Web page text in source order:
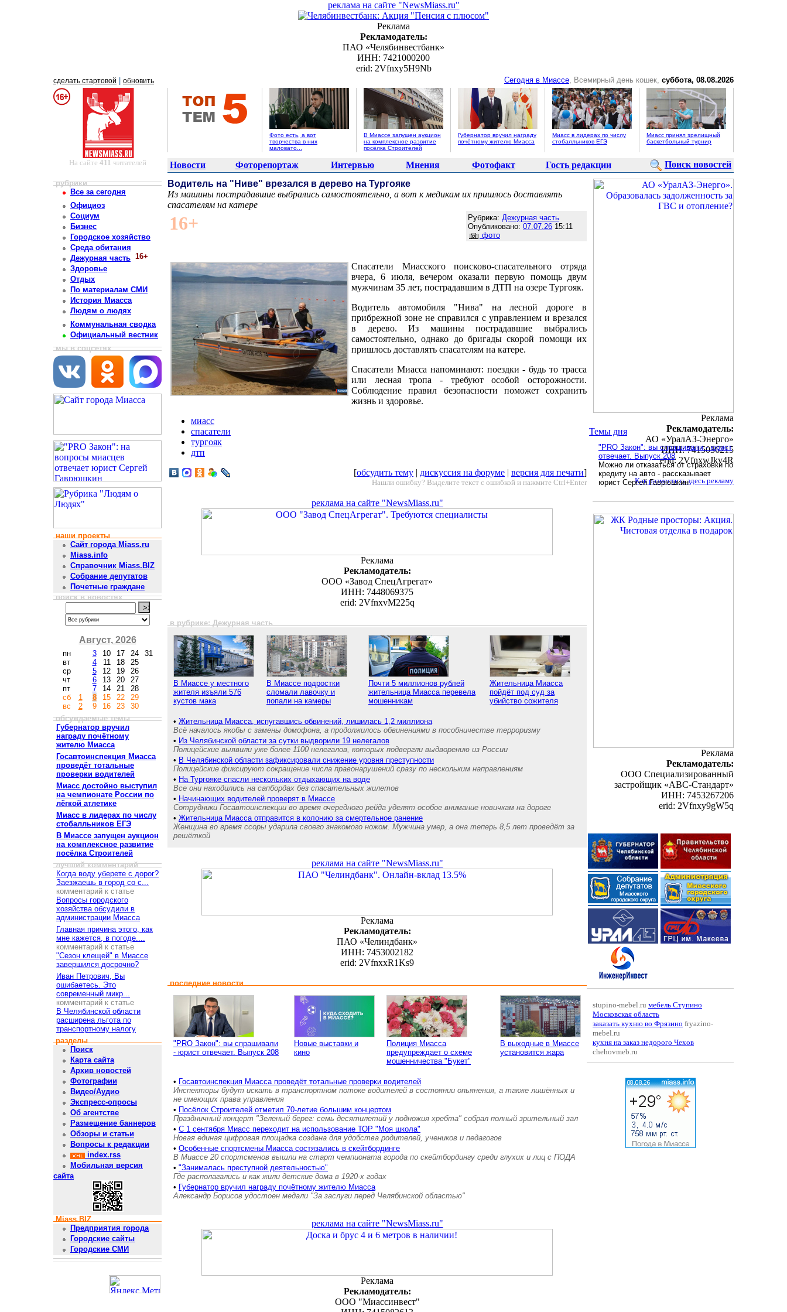
реклама на сайте "NewsMiass.ru"
Реклама
Рекламодатель:
ПАО «Челябинвестбанк»
ИНН: 7421000200
erid: 2Vfnxy5H9Nb
сделать стартовой обновить Сегодня в Миассе, Всемирный день кошек, суббота, 08.08.2026
Фото есть, а вот
творчества в них
маловато...
В Миассе запущен аукцион
на комплексное развитие
посёлка Строителей
Губернатор вручил награду
почётному жителю Миасса
Миасс в лидерах по числу
стобалльников ЕГЭ
Миасс принял зрелищный
баскетбольный турнир
На сайте 411 читателей Новости Фоторепортаж Интервью Мнения Фотофакт Гость редакции Поиск новостей
рубрики
Все за сегодня
Официоз
Социум
Бизнес
Городское хозяйство
Среда обитания
Дежурная часть 16+
Здоровье
Отдых
По материалам СМИ
История Миасса
Людям о людях
Коммунальная сводка
Официальный вестник
мы в соцсетях
наши проекты
Сайт города Miass.ru
Miass.info
Справочник Miass.BIZ
Собрание депутатов
Почетные граждане
поиск в новостях
Август, 2026
пн
вт
ср
чт
пт
сб
вс
1
2
3
4
5
6
7
8
9
10
11
12
13
14
15
16
17
18
19
20
21
22
23
24
25
26
27
28
29
30
31
обсуждаемые темы
Губернатор вручил
награду почётному
жителю Миасса
Госавтоинспекция Миасса
проведёт тотальные
проверки водителей
Миасс достойно выступил
на чемпионате России по
лёгкой атлетике
Миасс в лидерах по числу
стобалльников ЕГЭ
В Миассе запущен аукцион
на комплексное развитие
посёлка Строителей
лучший комментарий
Когда воду уберете с дорог?
Заезжаешь в город со с...
комментарий к статье
Вопросы городского
хозяйства обсудили в
администрации Миасса
Главная причина этого, как
мне кажется, в погоде....
комментарий к статье
"Сезон клещей" в Миассе
завершился досрочно?
Иван Петрович, Вы
ошибаетесь. Это
современный микр...
комментарий к статье
В Челябинской области
расширена льгота по
транспортному налогу
разделы
Поиск
Карта сайта
Архив новостей
Фотографии
Видео/Аудио
Экспресс-опросы
Об агентстве
Размещение баннеров
Обзоры и статьи
Вопросы к редакции
index.rss
Мобильная версия
сайта
Miass.BIZ
Предприятия города
Городские сайты
Городские СМИ
Водитель на "Ниве" врезался в дерево на Тургояке
Из машины пострадавшие выбрались самостоятельно, а вот к медикам их пришлось доставлять
спасателям на катере
16+ Рубрика: Дежурная часть
Опубликовано: 07.07.26 15:11
фото
Спасатели Миасского поисково-спасательного отряда
вчера, 6 июля, вечером оказали первую помощь двум
мужчинам 35 лет, пострадавшим в ДТП на озере Тургояк.
Водитель автомобиля "Нива" на лесной дороге в
прибрежной зоне не справился с управлением и врезался
в дерево. Из машины пострадавшие выбрались
самостоятельно, однако до бригады скорой помощи их
пришлось доставлять спасателям на катере.
Спасатели Миасса напоминают: поездки - будь то трасса
или лесная тропа - требуют особой осторожности.
Соблюдение правил безопасности поможет сохранить
жизнь и здоровье.
миасс
спасатели
тургояк
дтп
[обсудить тему | дискуссия на форуме | версия для печати]
Нашли ошибку? Выделите текст с ошибкой и нажмите Ctrl+Enter
реклама на сайте "NewsMiass.ru"
Реклама
Рекламодатель:
ООО «Завод СпецАгрегат»
ИНН: 7448069375
erid: 2VfnxvM225q
в рубрике: Дежурная часть
В Миассе у местного
жителя изъяли 576
кустов мака
В Миассе подростки
сломали лавочку и
попали на камеры
Почти 5 миллионов рублей
жительница Миасса перевела
мошенникам
Жительница Миасса
пойдёт под суд за
убийство сожителя
• Жительница Миасса, испугавшись обвинений, лишилась 1,2 миллиона
Всё началось якобы с замены домофона, а продолжилось обвинениями в пособничестве терроризму
• Из Челябинской области за сутки выдворили 19 нелегалов
Полицейские выявили уже более 1100 нелегалов, которых подвергли выдворению из России
• В Челябинской области зафиксировали снижение уровня преступности
Полицейские фиксируют сокращение числа правонарушений сразу по нескольким направлениям
• На Тургояке спасли нескольких отдыхающих на воде
Все они находились на сапбордах без спасательных жилетов
• Начинающих водителей проверят в Миассе
Сотрудники Госавтоинспекции во время очередного рейда уделят особое внимание новичкам на дороге
• Жительница Миасса отправится в колонию за смертельное ранение
Женщина во время ссоры ударила своего знакомого ножом. Мужчина умер, а она теперь 8,5 лет проведёт за
решёткой
реклама на сайте "NewsMiass.ru"
Реклама
Рекламодатель:
ПАО «Челиндбанк»
ИНН: 7453002182
erid: 2VfnxxR1Ks9
последние новости
"PRO Закон": вы спрашивали
- юрист отвечает. Выпуск 208
Новые выставки и
кино
Полиция Миасса
предупреждает о схеме
мошенничества "Букет"
В выходные в Миассе
установится жара
• Госавтоинспекция Миасса проведёт тотальные проверки водителей
Инспекторы будут искать в транспортном потоке водителей в состоянии опьянения, а также лишённых и
не имеющих права управления
• Посёлок Строителей отметил 70-летие большим концертом
Праздничный концерт "Зеленый берег: семь десятилетий у подножия хребта" собрал полный зрительный зал
• С 1 сентября Миасс переходит на использование ТОР "Моя школа"
Новая единая цифровая площадка создана для удобства родителей, учеников и педагогов
• Особенные спортсмены Миасса состязались в скейтбординге
В Миассе 20 спортсменов вышли на старт чемпионата города по скейтбордингу среди глухих и лиц с ПОДА
• "Занималась преступной деятельностью"
Где располагались и как жили детские дома в 1920-х годах
• Губернатор вручил награду почётному жителю Миасса
Александр Борисов удостоен медали "За заслуги перед Челябинской областью"
реклама на сайте "NewsMiass.ru"
Реклама
Рекламодатель:
ООО "Миассинвест"
Реклама
Рекламодатель:
АО «УралАЗ-Энерго»
ИНН: 7415036215
erid: 2VfnxwJkv4R
Как разместить здесь рекламу
Темы дня
"PRO Закон": вы спрашивали - юрист
отвечает. Выпуск 208
Можно ли отказаться от страховки по
кредиту на авто - рассказывает
юрист Сергей Гаврюшкин
Реклама
Рекламодатель:
ООО Специализированный
застройщик «АВС-Стандарт»
ИНН: 7453267206
erid: 2Vfnxy9gW5q
stupino-mebel.ru мебель Ступино
Московская область
заказать кухню во Фрязино fryazino-
mebel.ru
кухня на заказ недорого Чехов
chehovmeb.ru